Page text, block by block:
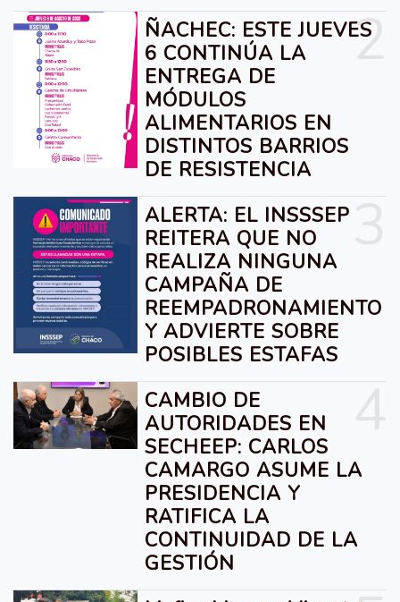
2
ÑACHEC: ESTE JUEVES
6 CONTINÚA LA
ENTREGA DE
MÓDULOS
ALIMENTARIOS EN
DISTINTOS BARRIOS
DE RESISTENCIA
ALERTA: EL INSSSEP
REITERA QUE NO
REALIZA NINGUNA
CAMPAÑA DE
REEMPADRONAMIENTO
Y ADVIERTE SOBRE
POSIBLES ESTAFAS
CAMBIO DE
AUTORIDADES EN
SECHEEP: CARLOS
CAMARGO ASUME LA
PRESIDENCIA Y
RATIFICA LA
CONTINUIDAD DE LA
GESTIÓN